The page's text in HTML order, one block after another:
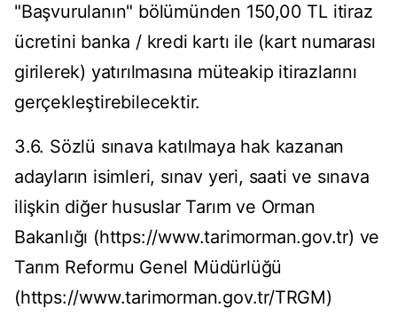
"Başvurulanın" bölümünden 150,00 TL itiraz
ücretini banka / kredi kartı ile (kart numarası
girilerek) yatırılmasına müteakip itirazlarını
gerçekleştirebilecektir.
3.6. Sözlü sınava katılmaya hak kazanan
adayların isimleri, sınav yeri, saati ve sınava
ilişkin diğer hususlar Tarım ve Orman
Bakanlığı (https://www.tarimorman.gov.tr) ve
Tarım Reformu Genel Müdürlüğü
(https://www.tarimorman.gov.tr/TRGM)